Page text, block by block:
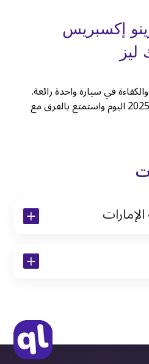
إكسبريس
في سيارة واحدة رائعة.
احجز سيارتك رينو إكسبريس 2025 اليوم واستمتع بالفرق مع